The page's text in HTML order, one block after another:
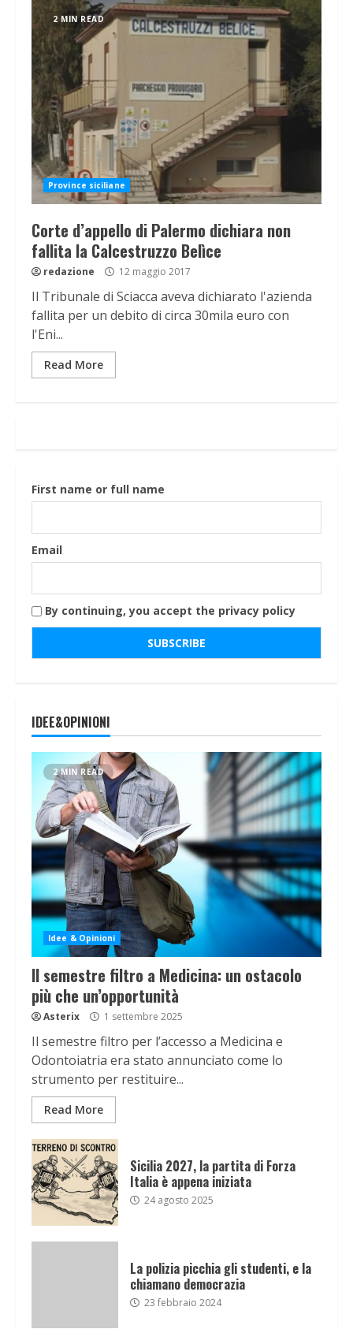
2 MIN READ
Province siciliane
Corte d’appello di Palermo dichiara non
fallita la Calcestruzzo Belìce
redazione 12 maggio 2017
Il Tribunale di Sciacca aveva dichiarato l'azienda
fallita per un debito di circa 30mila euro con
l'Eni...
Read More
First name or full name
Email
By continuing, you accept the privacy policy
IDEE&OPINIONI
2 MIN READ
Idee & Opinioni
Il semestre filtro a Medicina: un ostacolo
più che un’opportunità
Asterix 1 settembre 2025
Il semestre filtro per l’accesso a Medicina e
Odontoiatria era stato annunciato come lo
strumento per restituire...
Read More
Sicilia 2027, la partita di Forza
Italia è appena iniziata
24 agosto 2025
La polizia picchia gli studenti, e la
chiamano democrazia
23 febbraio 2024